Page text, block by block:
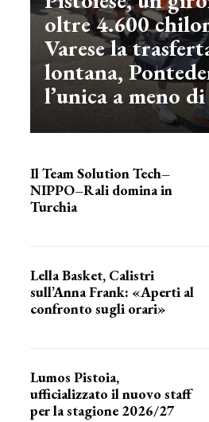
oltre 4.600
Varese la
lontana,
l’unica a meno
Il Team Solution Tech–
NIPPO–Rali domina in
Turchia
Lella Basket, Calistri
sull’Anna Frank: «Aperti al
confronto sugli orari»
Lumos Pistoia,
ufficializzato il nuovo staff
per la stagione 2026/27